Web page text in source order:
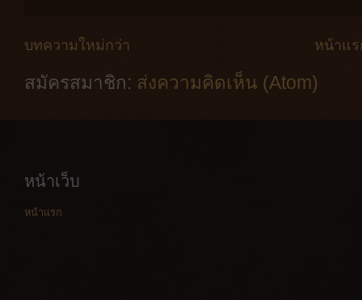
บทความใหม่กว่า หน้าแร
สมัครสมาชิก: ส่งความคิดเห็น (Atom)
หน้าเว็บ
หน้าแรก